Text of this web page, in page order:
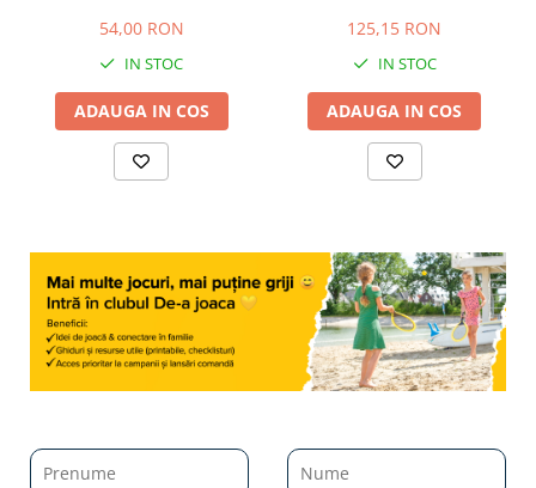
54,00 RON
IN STOC
ADAUGA IN COS
radiocomanda, BUKI
125,15 RON
IN STOC
ADAUGA IN COS